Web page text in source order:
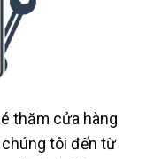
thăm cửa hàng
tôi đến từ